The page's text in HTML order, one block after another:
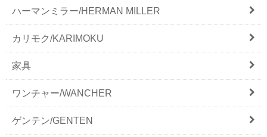
ハーマンミラー/HERMAN MILLER
カリモク/KARIMOKU
家具
ワンチャー/WANCHER
ゲンテン/GENTEN